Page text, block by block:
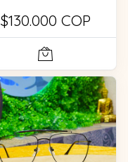
$130.000 COP